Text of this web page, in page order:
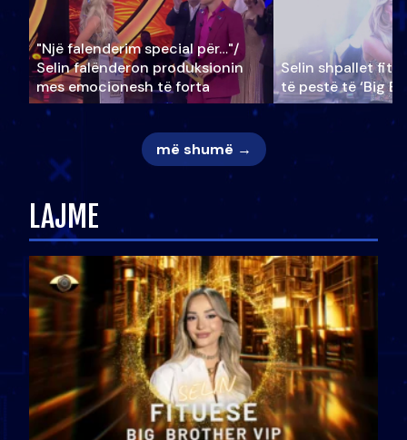
"Një falenderim special për…"/
Selin falënderon produksionin
mes emocionesh të forta
Selin shpallet
të pestë të ‘Big
më shumë →
LAJME